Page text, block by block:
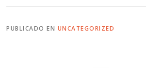
PUBLICADO EN UNCATEGORIZED